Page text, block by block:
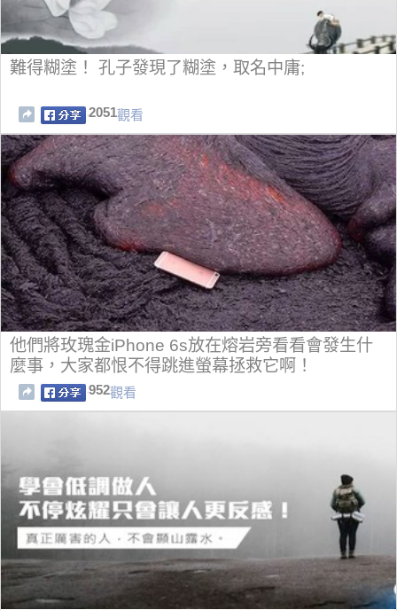
難得糊塗！ 孔子發現了糊塗，​​取名中庸;
2051觀看
他們將玫瑰金iPhone 6s放在熔岩旁看看會發生什
麼事，大家都恨不得跳進螢幕拯救它啊！
952觀看